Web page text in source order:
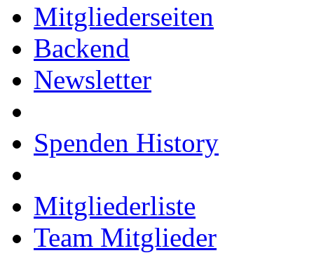
Mitgliederseiten
Backend
Newsletter
Spenden History
Mitgliederliste
Team Mitglieder